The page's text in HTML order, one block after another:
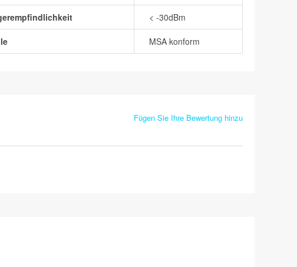
< -30dBm
MSA konform
Fügen Sie Ihre Bewertung hinzu